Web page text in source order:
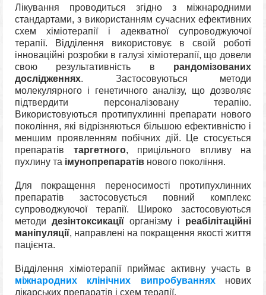
Лікування проводиться згідно з міжнародними
стандартами, з використанням сучасних ефективних
схем хіміотерапії і адекватної супроводжуючої
терапії. Відділення використовує в своїй роботі
інноваційні розробки в галузі хіміотерапії, що довели
свою результативність в рандомізованих
дослідженнях. Застосовуються методи
молекулярного і генетичного аналізу, що дозволяє
підтвердити персоналізовану терапію.
Використовуються протипухлинні препарати нового
покоління, які відрізняються більшою ефективністю і
меншим проявленням побічних дій. Це стосується
препаратів таргетного, прицільного впливу на
пухлину та імунопрепаратів нового покоління.
Для покращення переносимості протипухлинних
препаратів застосовується повний комплекс
супроводжуючої терапії. Широко застосовуються
методи дезінтоксикації організму і реабілітаційні
маніпуляції, направлені на покращення якості життя
пацієнта.
Відділення хіміотерапії приймає активну участь в
міжнародних клінічних випробуванняхнових
лікарських препаратів і схем терапії.